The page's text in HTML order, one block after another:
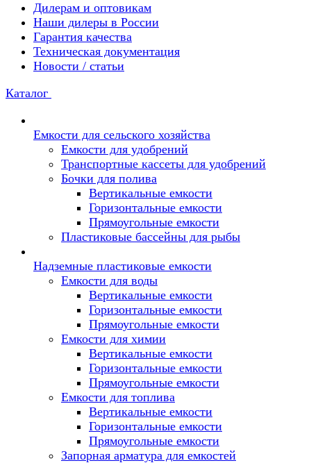
Дилерам и оптовикам
Наши дилеры в России
Гарантия качества
Техническая документация
Новости / статьи
Каталог
Емкости для сельского хозяйства
Емкости для удобрений
Транспортные кассеты для удобрений
Бочки для полива
Вертикальные емкости
Горизонтальные емкости
Прямоугольные емкости
Пластиковые бассейны для рыбы
Надземные пластиковые емкости
Емкости для воды
Вертикальные емкости
Горизонтальные емкости
Прямоугольные емкости
Емкости для химии
Вертикальные емкости
Горизонтальные емкости
Прямоугольные емкости
Емкоcти для топлива
Вертикальные емкости
Горизонтальные емкости
Прямоугольные емкости
Запорная арматура для емкостей